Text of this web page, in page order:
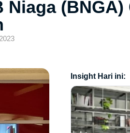
(BNGA)
Insight Hari ini: